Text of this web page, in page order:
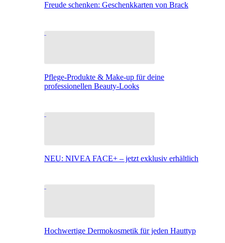
Freude schenken: Geschenkkarten von Brack
Pflege-Produkte & Make-up für deine
professionellen Beauty-Looks
NEU: NIVEA FACE+ – jetzt exklusiv erhältlich
Hochwertige Dermokosmetik für jeden Hauttyp